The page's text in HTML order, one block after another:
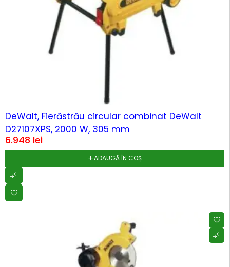
DeWalt, Fierăstrău circular combinat DeWalt
D27107XPS, 2000 W, 305 mm
6.948 lei
ADAUGĂ ÎN COȘ